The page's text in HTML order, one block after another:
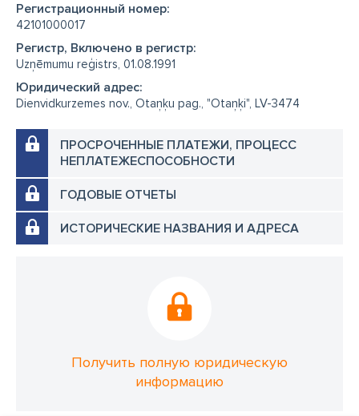
Регистрационный номер:
42101000017
Регистр, Включено в регистр:
Uzņēmumu reģistrs, 01.08.1991
Юридический адрес:
Dienvidkurzemes nov., Otaņķu pag., "Otaņķi", LV-3474
ПРОСРОЧЕННЫЕ ПЛАТЕЖИ, ПРОЦЕСС
НЕПЛАТЕЖЕСПОСОБНОСТИ
ГОДОВЫЕ ОТЧЕТЫ
ИСТОРИЧЕСКИЕ НАЗВАНИЯ И АДРЕСА
Получить полную юридическую
информацию